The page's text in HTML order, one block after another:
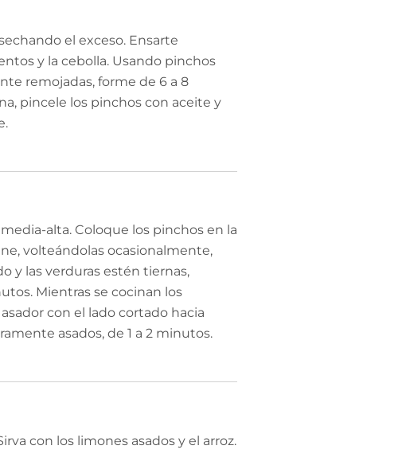
el exceso. Ensarte
y la cebolla. Usando pinchos
remojadas, forme de 6 a 8
pincele los pinchos con aceite y
alta. Coloque los pinchos en la
volteándolas ocasionalmente,
y las verduras estén tiernas,
Mientras se cocinan los
con el lado cortado hacia
asados, de 1 a 2 minutos.
con los limones asados y el arroz.